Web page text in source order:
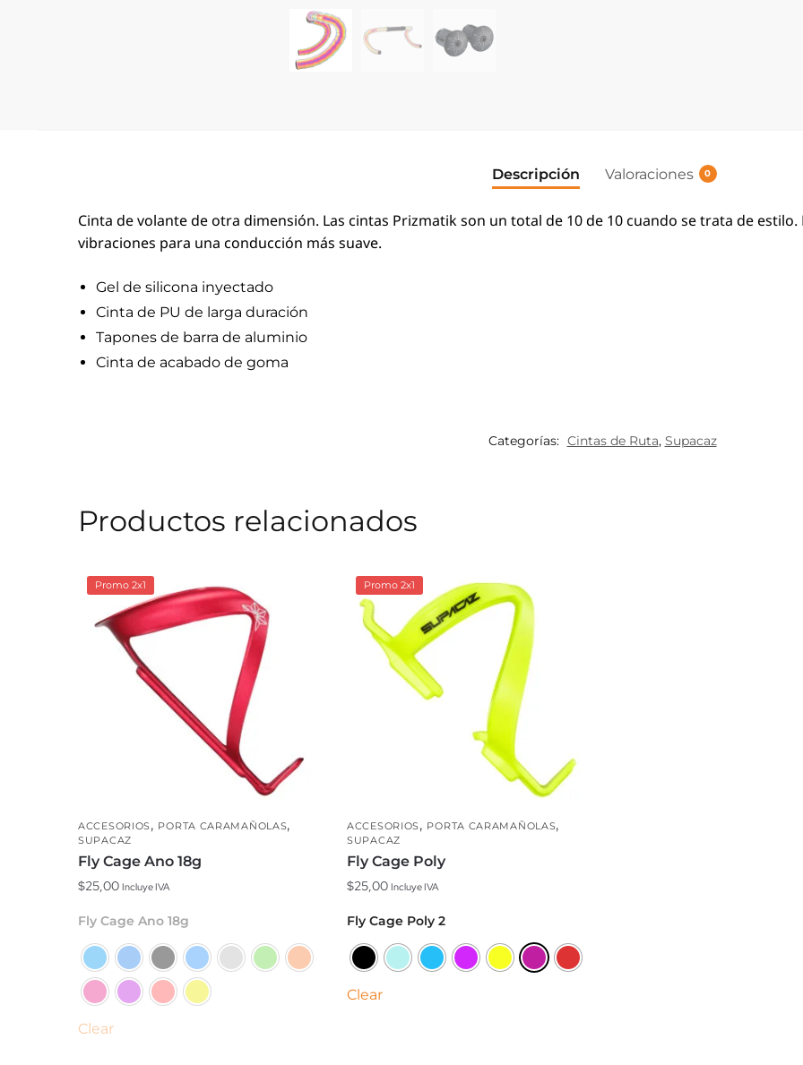
Descripción Valoraciones 0
Cinta de volante de otra dimensión. Las cintas Prizmatik son un total de 10 de 10 cuando se trata de
vibraciones para una conducción más suave.
Gel de silicona inyectado
Cinta de PU de larga duración
Tapones de barra de aluminio
Cinta de acabado de goma
Categorías: Cintas de Ruta, Supacaz
Productos relacionados
Promo 2x1
ACCESORIOS, PORTA CARAMAÑOLAS,
SUPACAZ
Fly Cage Ano 18g
$25,00 Incluye IVA
Este
producto
tiene
múltiples
variantes.
Las
Fly Cage Ano 18g
Clear
Promo 2x1
ACCESORIOS, PORTA CARAMAÑOLAS,
SUPACAZ
Fly Cage Poly
$25,00 Incluye IVA
Este
producto
tiene
Fly Cage Poly 2
Clear